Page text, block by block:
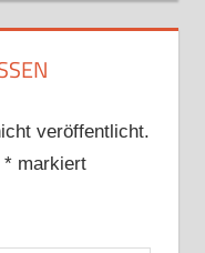
veröffentlicht.
*markiert